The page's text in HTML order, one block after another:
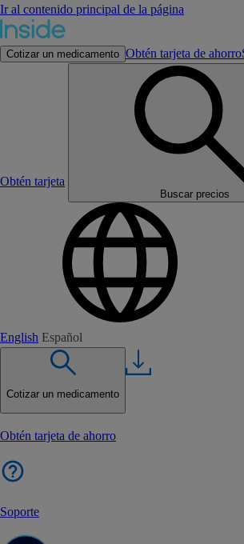
Ir al contenido principal de la página
Cotizar un medicamento Obtén tarjeta de ahorro
Obtén tarjeta
Buscar precios
English Español
Cotizar un medicamento
Obtén tarjeta de ahorro
Soporte